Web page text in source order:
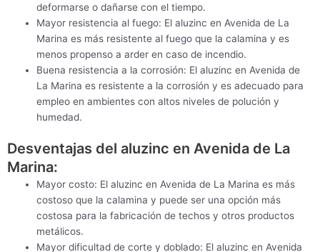
deformarse o dañarse con el tiempo.
Mayor resistencia al fuego: El aluzinc en Avenida de La
Marina es más resistente al fuego que la calamina y es
menos propenso a arder en caso de incendio.
Buena resistencia a la corrosión: El aluzinc en Avenida de
La Marina es resistente a la corrosión y es adecuado para
empleo en ambientes con altos niveles de polución y
humedad.
Desventajas del aluzinc en Avenida de La
Marina:
Mayor costo: El aluzinc en Avenida de La Marina es más
costoso que la calamina y puede ser una opción más
costosa para la fabricación de techos y otros productos
metálicos.
Mayor dificultad de corte y doblado: El aluzinc en Avenida